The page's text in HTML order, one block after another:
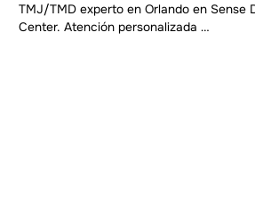
TMJ/TMD experto en Orlando en Sense
Center. Atención personalizada …